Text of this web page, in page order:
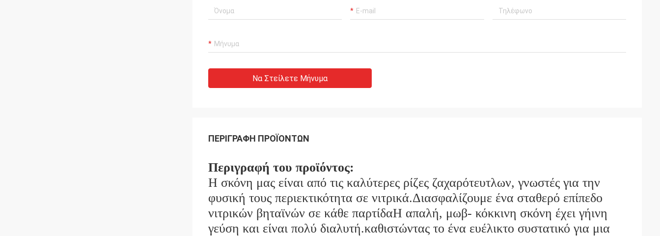
Να Στείλετε Μήνυμα
ΠΕΡΙΓΡΑΦΉ ΠΡΟΪΌΝΤΩΝ
Περιγραφή του προϊόντος:
Η σκόνη μας είναι από τις καλύτερες ρίζες ζαχαρότευτλων, γνωστές για την
φυσική τους περιεκτικότητα σε νιτρικά.Διασφαλίζουμε ένα σταθερό επίπεδο
νιτρικών βηταϊνών σε κάθε παρτίδαΗ απαλή, μωβ- κόκκινη σκόνη έχει γήινη
γεύση και είναι πολύ διαλυτή.καθιστώντας το ένα ευέλικτο συστατικό για μια